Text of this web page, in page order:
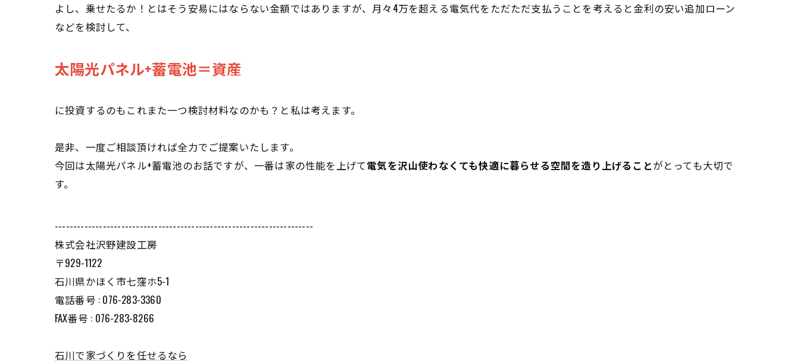
よし、乗せたるか！とはそう安易にはならない金額ではありますが、月々4万を超える電気代をただただ支払うことを考えると金利の安い追加ローン
などを検討して、
太陽光パネル+蓄電池＝資産
に投資するのもこれまた一つ検討材料なのかも？と私は考えます。
是非、一度ご相談頂ければ全力でご提案いたします。
今回は太陽光パネル+蓄電池のお話ですが、一番は家の性能を上げて電気を沢山使わなくても快適に暮らせる空間を造り上げることがとっても大切で
す。
----------------------------------------------------------------------
株式会社沢野建設工房
〒929-1122
石川県かほく市七窪ホ5-1
電話番号 : 076-283-3360
FAX番号 : 076-283-8266
石川で家づくりを任せるなら